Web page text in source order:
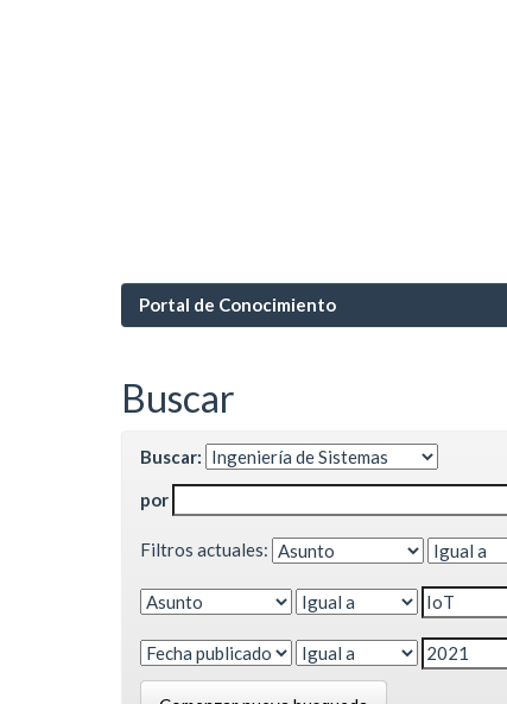
Portal de Conocimiento
Buscar
Buscar:
por
Filtros actuales: